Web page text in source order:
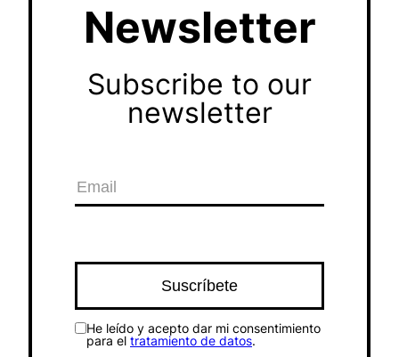
Newsletter
Subscribe to our
newsletter
He leído y acepto dar mi consentimiento
para el tratamiento de datos.